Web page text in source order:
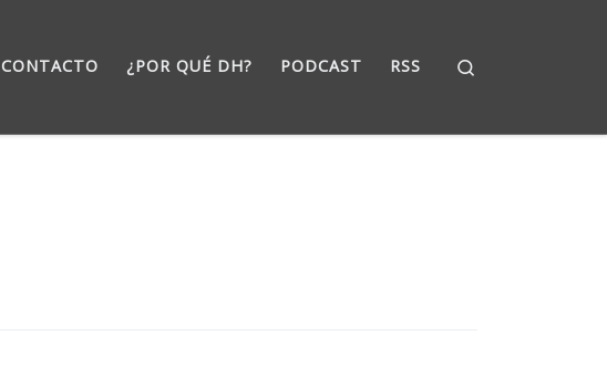
CONTACTO ¿POR QUÉ DH? PODCAST RSS